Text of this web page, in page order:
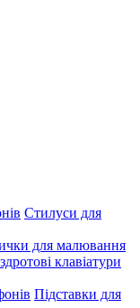
Стилуси для
для малювання
клавіатури
Підставки для